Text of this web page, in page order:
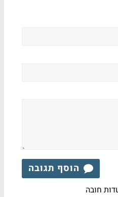
הוסף תגובה
חובה